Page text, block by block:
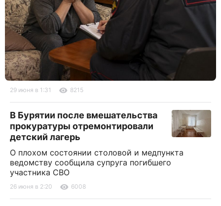
29 июня в 1:31 8215
В Бурятии после вмешательства
прокуратуры отремонтировали
детский лагерь
О плохом состоянии столовой и медпункта
ведомству сообщила супруга погибшего
участника СВО
26 июня в 2:20 6008